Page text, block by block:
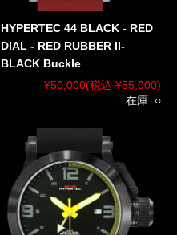
HYPERTEC 44 BLACK - RED
DIAL - RED RUBBER II-
BLACK Buckle
¥50,000(税込 ¥55,000)
在庫 ○